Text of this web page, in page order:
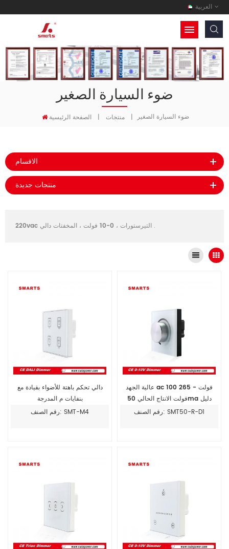
العربية
ضوء السيارة الصغير
الصفحة الرئيسية | منتجات | ضوء السيارة الصغير
الاقسام
منتجات جديدة
220vac التيرستورات ، 0-10 فولت ، المخفتات دالي .
دالي تحكم باهتة للأضواء بقيادة مع
بنفايات م المدرجة
رقم الصنف: SMT-M4
عالية الجهد ac 100 فولت - 265
فولت الانتاج الحالي 50ma دليل
مقبض لوحة جدار جبل باهتة
رقم الصنف: SMT50-R-D1